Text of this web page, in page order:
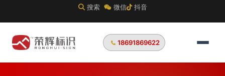
搜索 微信 抖音
18691869622